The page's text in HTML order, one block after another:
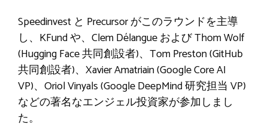
Speedinvest と Precursor がこのラウンドを主導
し、KFund や、Clem Délangue および Thom Wolf
(Hugging Face 共同創設者)、Tom Preston (GitHub
共同創設者)、Xavier Amatriain (Google Core AI
VP)、Oriol Vinyals (Google DeepMind 研究担当 VP)
などの著名なエンジェル投資家が参加しまし
た。